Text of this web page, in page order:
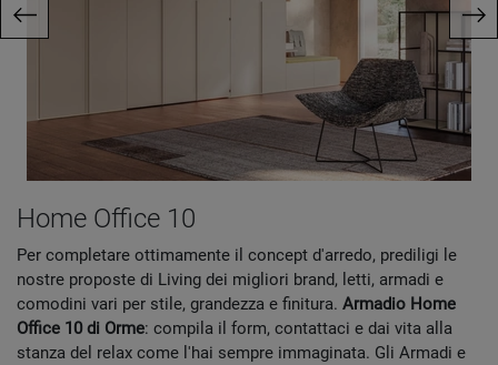
Home Office 10
Per completare ottimamente il concept d'arredo, prediligi le
nostre proposte di Living dei migliori brand, letti, armadi e
comodini vari per stile, grandezza e finitura. Armadio Home
Office 10 di Orme: compila il form, contattaci e dai vita alla
stanza del relax come l'hai sempre immaginata. Gli Armadi e